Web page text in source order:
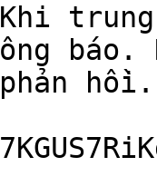
báo.
hồi.